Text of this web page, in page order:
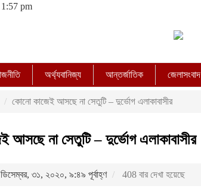
pm
অর্থ্যবানিজ্য আন্তর্জাতিক জেলাসংবাদ
কোনো কাজেই আসছে না সেতুটি – দুর্ভোগ এলাকাবাসীর
আসছে না সেতুটি – দুর্ভোগ এলাকাবাসীর
৩১, ২০২০, ৯:৪৯ পূর্বাহ্ণ 408 বার দেখা হয়েছে